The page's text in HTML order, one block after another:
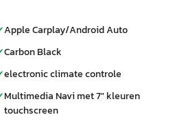
Apple Carplay/Android Auto
Carbon Black
electronic climate controle
Multimedia Navi met 7" kleuren
touchscreen